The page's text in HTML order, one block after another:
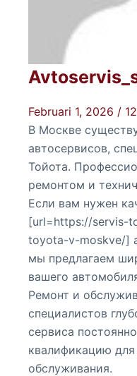
Februari 1, 2026 /
В Москве
автосервисов,
Тойота.
ремонтом и
Если вам нужен
[url=https://servis-
toyota-v-moskve/]
мы предлагаем
вашего
Ремонт и
специалистов
сервиса
квалификацию для
обслуживания.